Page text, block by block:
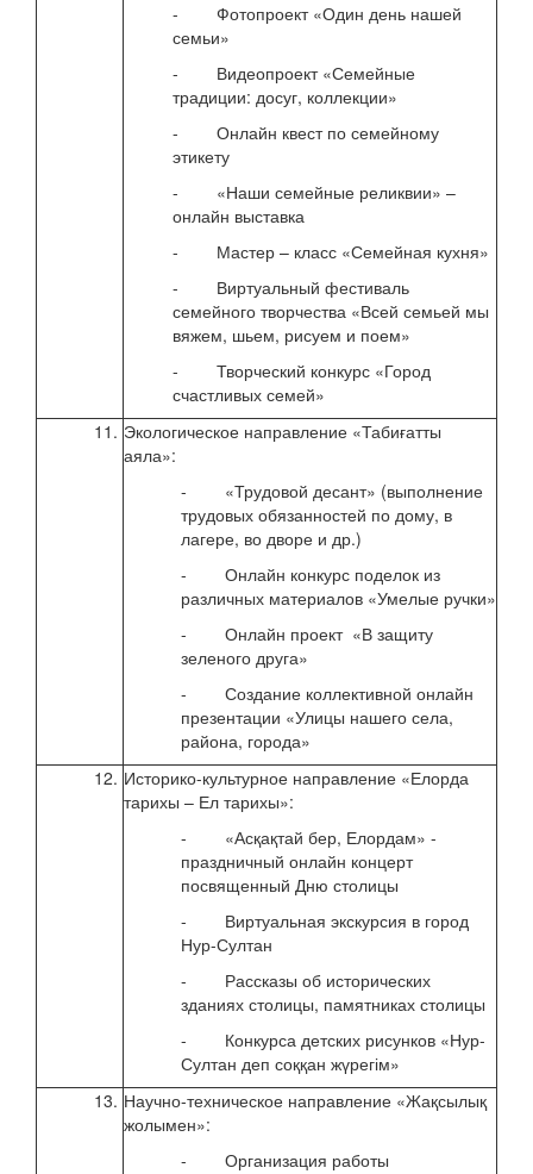
- Фотопроект «Один день нашей
семьи»
- Видеопроект «Семейные
традиции: досуг, коллекции»
- Онлайн квест по семейному
этикету
- «Наши семейные реликвии» –
онлайн выставка
- Мастер – класс «Семейная кухня»
- Виртуальный фестиваль
семейного творчества «Всей семьей мы
вяжем, шьем, рисуем и поем»
- Творческий конкурс «Город
счастливых семей»
11. Экологическое направление «Табиғатты
аяла»:
- «Трудовой десант» (выполнение
трудовых обязанностей по дому, в
лагере, во дворе и др.)
- Онлайн конкурс поделок из
различных материалов «Умелые ручки»
- Онлайн проект «В защиту
зеленого друга»
- Создание коллективной онлайн
презентации «Улицы нашего села,
района, города»
12. Историко-культурное направление «Елорда
тарихы – Ел тарихы»:
- «Асқақтай бер, Елордам» -
праздничный онлайн концерт
посвященный Дню столицы
- Виртуальная экскурсия в город
Нур-Султан
- Рассказы об исторических
зданиях столицы, памятниках столицы
- Конкурса детских рисунков «Нур-
Султан деп соққан жүрегім»
13. Научно-техническое направление «Жақсылық
жолымен»:
- Организация работы